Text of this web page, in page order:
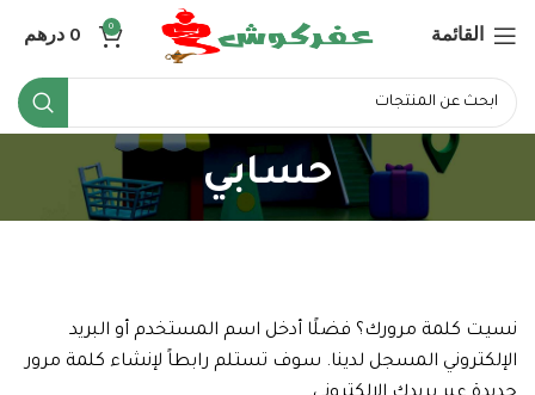
القائمة 0
0درهم
حسابي
نسيت كلمة مرورك؟ فضلًا أدخل اسم المستخدم أو البريد
الإلكتروني المسجل لدينا. سوف تستلم رابطاً لإنشاء كلمة مرور